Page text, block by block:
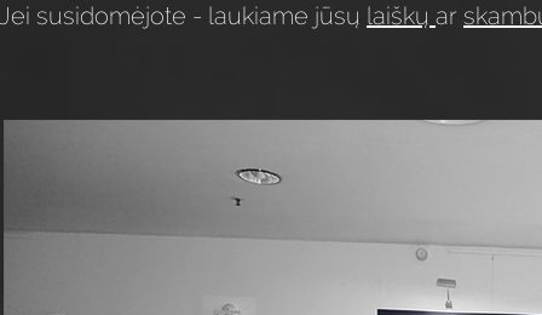
Jei susidomėjote - laukiame jūsų laiškų ar